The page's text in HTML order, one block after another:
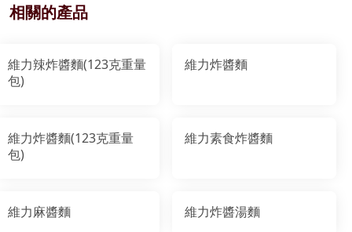
相關的產品
維力辣炸醬麵(123克重量
包)
維力炸醬麵
維力炸醬麵(123克重量
包)
維力素食炸醬麵
維力麻醬麵 維力炸醬湯麵